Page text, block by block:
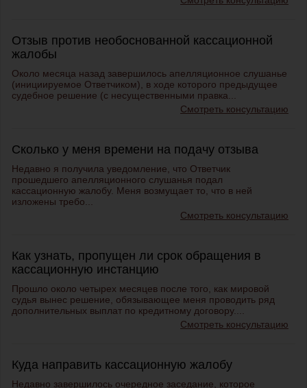
Отзыв против необоснованной кассационной
жалобы
Около месяца назад завершилось апелляционное слушанье
(инициируемое Ответчиком), в ходе которого предыдущее
судебное решение (с несущественными правка...
Смотреть консультацию
Сколько у меня времени на подачу отзыва
Недавно я получила уведомление, что Ответчик
прошедшего апелляционного слушанья подал
кассационную жалобу. Меня возмущает то, что в ней
изложены требо...
Смотреть консультацию
Как узнать, пропущен ли срок обращения в
кассационную инстанцию
Прошло около четырех месяцев после того, как мировой
судья вынес решение, обязывающее меня проводить ряд
дополнительных выплат по кредитному договору....
Смотреть консультацию
Куда направить кассационную жалобу
Недавно завершилось очередное заседание, которое